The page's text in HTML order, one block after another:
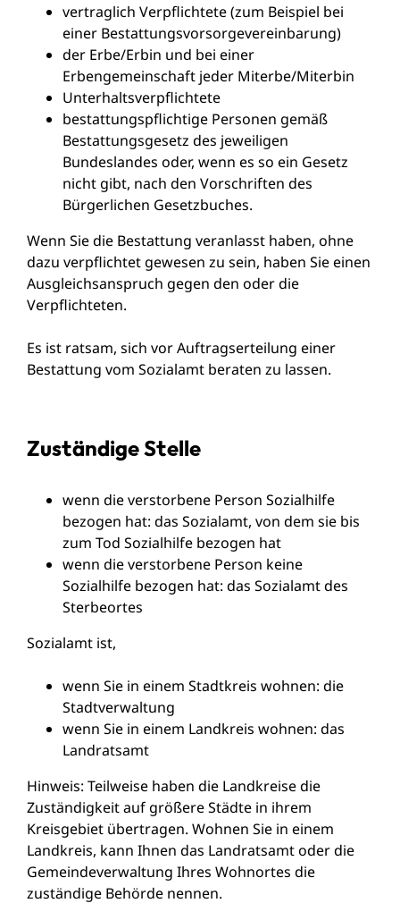
vertraglich Verpflichtete (zum Beispiel bei
einer Bestattungsvorsorgevereinbarung)
der Erbe/Erbin und bei einer
Erbengemeinschaft jeder Miterbe/Miterbin
Unterhaltsverpflichtete
bestattungspflichtige Personen gemäß
Bestattungsgesetz des jeweiligen
Bundeslandes oder, wenn es so ein Gesetz
nicht gibt, nach den Vorschriften des
Bürgerlichen Gesetzbuches.
Wenn Sie die Bestattung veranlasst haben, ohne
dazu verpflichtet gewesen zu sein, haben Sie einen
Ausgleichsanspruch gegen den oder die
Verpflichteten.
Es ist ratsam, sich vor Auftragserteilung einer
Bestattung vom Sozialamt beraten zu lassen.
Zuständige Stelle
wenn die verstorbene Person Sozialhilfe
bezogen hat: das Sozialamt, von dem sie bis
zum Tod Sozialhilfe bezogen hat
wenn die verstorbene Person keine
Sozialhilfe bezogen hat: das Sozialamt des
Sterbeortes
Sozialamt ist,
wenn Sie in einem Stadtkreis wohnen: die
Stadtverwaltung
wenn Sie in einem Landkreis wohnen: das
Landratsamt
Hinweis: Teilweise haben die Landkreise die
Zuständigkeit auf größere Städte in ihrem
Kreisgebiet übertragen. Wohnen Sie in einem
Landkreis, kann Ihnen das Landratsamt oder die
Gemeindeverwaltung Ihres Wohnortes die
zuständige Behörde nennen.